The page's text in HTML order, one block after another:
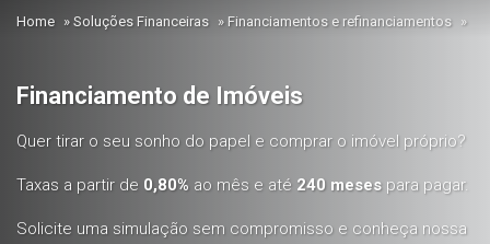
Home » Soluções Financeiras » Financiamentos e refinanciamentos »
Financiamento de Imóveis
Quer tirar o seu sonho do papel e comprar o imóvel próprio?
Taxas a partir de 0,80% ao mês e até 240 meses para pagar.
Solicite uma simulação sem compromisso e conheça nossa